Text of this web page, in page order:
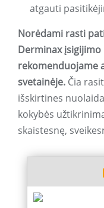
atgauti
Norėdami rasti
Derminax
rekomenduojame
svetainėje. Čia
išskirtines
kokybės
skaistesnę,